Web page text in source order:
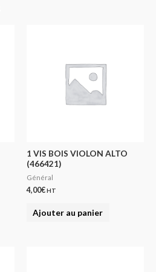
1 VIS BOIS VIOLON ALTO
(466421)
Général
4,00€HT
Ajouter au panier